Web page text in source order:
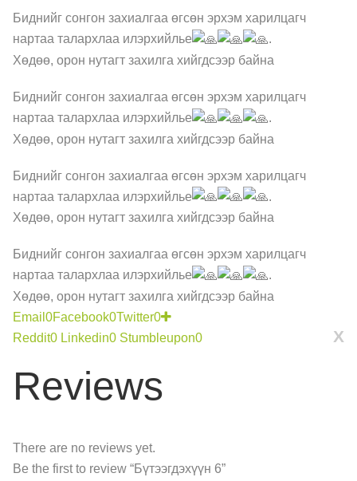
Биднийг сонгон захиалгаа өгсөн эрхэм харилцагч
нартаа талархлаа илэрхийлье
.
Хөдөө, орон нутагт захилга хийгдсээр байна
Биднийг сонгон захиалгаа өгсөн эрхэм харилцагч
нартаа талархлаа илэрхийлье
.
Хөдөө, орон нутагт захилга хийгдсээр байна
Биднийг сонгон захиалгаа өгсөн эрхэм харилцагч
нартаа талархлаа илэрхийлье
.
Хөдөө, орон нутагт захилга хийгдсээр байна
Биднийг сонгон захиалгаа өгсөн эрхэм харилцагч
нартаа талархлаа илэрхийлье
.
Хөдөө, орон нутагт захилга хийгдсээр байна
Email 0Facebook0Twitter0
X
Reddit0 Linkedin0 Stumbleupon0
Reviews
There are no reviews yet.
Be the first to review “Бүтээгдэхүүн 6”